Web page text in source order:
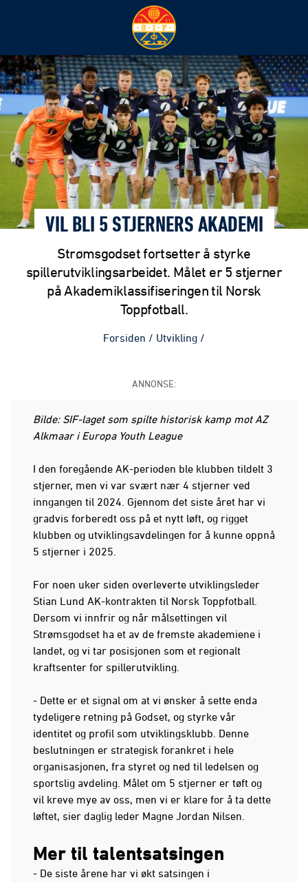
VIL BLI 5 STJERNERS AKADEMI
Strømsgodset fortsetter å styrke
spillerutviklingsarbeidet. Målet er 5 stjerner
på Akademiklassifiseringen til Norsk
Toppfotball.
Forsiden / Utvikling /
ANNONSE:
Bilde: SIF-laget som spilte historisk kamp mot AZ
Alkmaar i Europa Youth League
I den foregående AK-perioden ble klubben tildelt 3
stjerner, men vi var svært nær 4 stjerner ved
inngangen til 2024. Gjennom det siste året har vi
gradvis forberedt oss på et nytt løft, og rigget
klubben og utviklingsavdelingen for å kunne oppnå
5 stjerner i 2025.
For noen uker siden overleverte utviklingsleder
Stian Lund AK-kontrakten til Norsk Toppfotball.
Dersom vi innfrir og når målsettingen vil
Strømsgodset ha et av de fremste akademiene i
landet, og vi tar posisjonen som et regionalt
kraftsenter for spillerutvikling.
- Dette er et signal om at vi ønsker å sette enda
tydeligere retning på Godset, og styrke vår
identitet og profil som utviklingsklubb. Denne
beslutningen er strategisk forankret i hele
organisasjonen, fra styret og ned til ledelsen og
sportslig avdeling. Målet om 5 stjerner er tøft og
vil kreve mye av oss, men vi er klare for å ta dette
løftet, sier daglig leder Magne Jordan Nilsen.
Mer til talentsatsingen
- De siste årene har vi økt satsingen i